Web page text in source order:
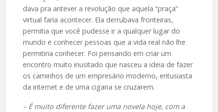
dava pra antever a revolução que aquela “praça”
virtual faria acontecer. Ela derrubava fronteiras,
permitia que você pudesse ir a qualquer lugar do
mundo e conhecer pessoas que a vida real não lhe
permitiria conhecer. Foi pensando em criar um
encontro muito inusitado que nasceu a ideia de fazer
os caminhos de um empresário moderno, entusiasta
da internet e de uma cigana se cruzarem.
– É muito diferente fazer uma novela hoje, com a